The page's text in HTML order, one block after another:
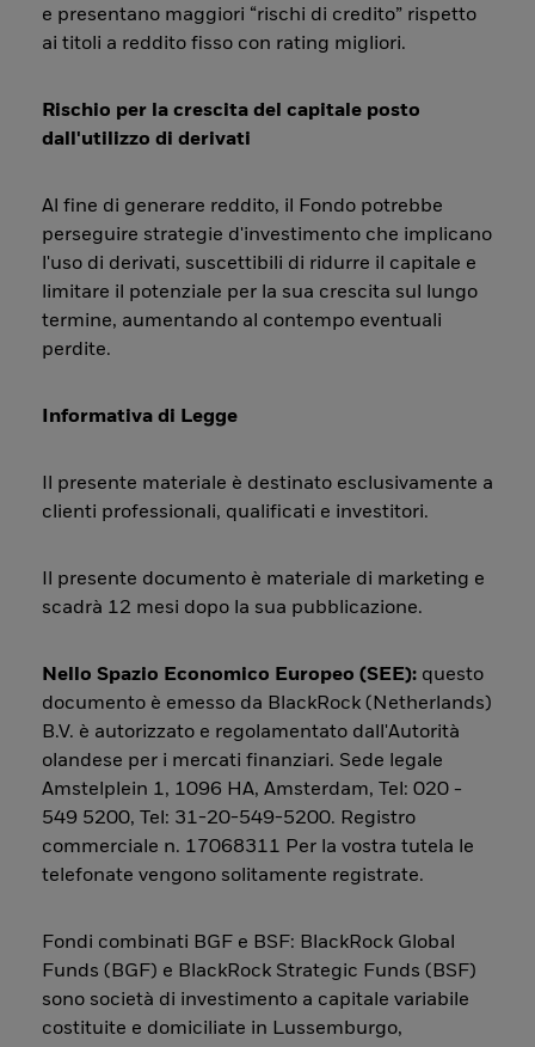
e presentano maggiori “rischi di credito” rispetto
ai titoli a reddito fisso con rating migliori.
Rischio per la crescita del capitale posto
dall'utilizzo di derivati
Al fine di generare reddito, il Fondo potrebbe
perseguire strategie d'investimento che implicano
l'uso di derivati, suscettibili di ridurre il capitale e
limitare il potenziale per la sua crescita sul lungo
termine, aumentando al contempo eventuali
perdite.
Informativa di Legge
Il presente materiale è destinato esclusivamente a
clienti professionali, qualificati e investitori.
Il presente documento è materiale di marketing e
scadrà 12 mesi dopo la sua pubblicazione.
Nello Spazio Economico Europeo (SEE): questo
documento è emesso da BlackRock (Netherlands)
B.V. è autorizzato e regolamentato dall'Autorità
olandese per i mercati finanziari. Sede legale
Amstelplein 1, 1096 HA, Amsterdam, Tel: 020 -
549 5200, Tel: 31-20-549-5200. Registro
commerciale n. 17068311 Per la vostra tutela le
telefonate vengono solitamente registrate.
Fondi combinati BGF e BSF: BlackRock Global
Funds (BGF) e BlackRock Strategic Funds (BSF)
sono società di investimento a capitale variabile
costituite e domiciliate in Lussemburgo,